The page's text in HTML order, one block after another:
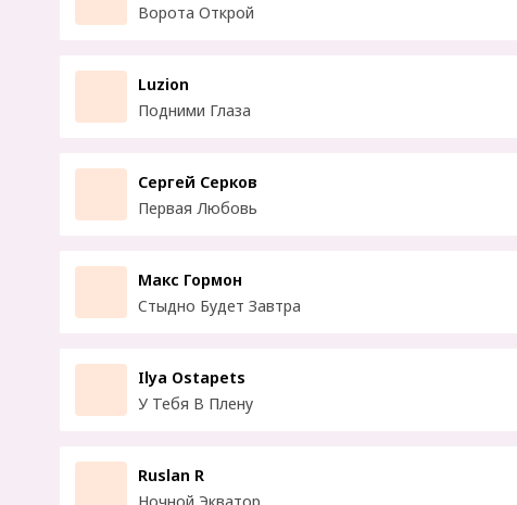
Ворота Открой
Luzion
Подними Глаза
Сергей Серков
Первая Любовь
Макс Гормон
Стыдно Будет Завтра
Ilya Ostapets
У Тебя В Плену
Ruslan R
Ночной Экватор